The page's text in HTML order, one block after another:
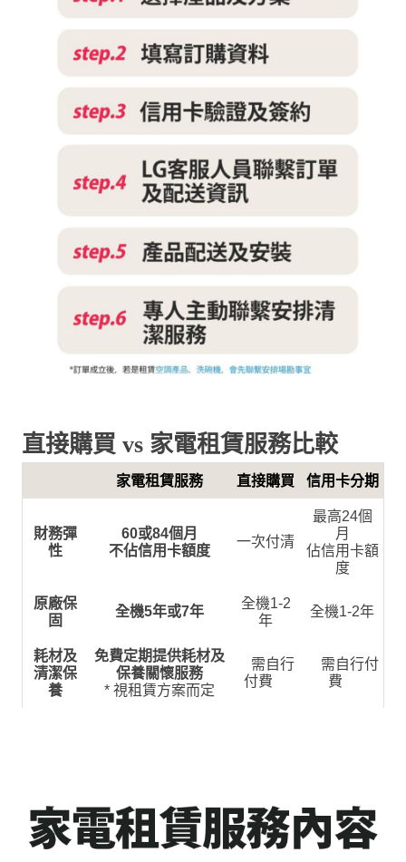
直接購買 vs 家電租賃服務比較
家電租賃服務 直接購買 信用卡分期
財務彈
性
60或84個月
不佔信用卡額度
一次付清
最高24個
月
佔信用卡額
度
原廠保
固
全機5年或7年
全機1-2
年
全機1-2年
耗材及
清潔保
養
免費定期提供耗材及
保養關懷服務
* 視租賃方案而定
需自行
付費
需自行付
費